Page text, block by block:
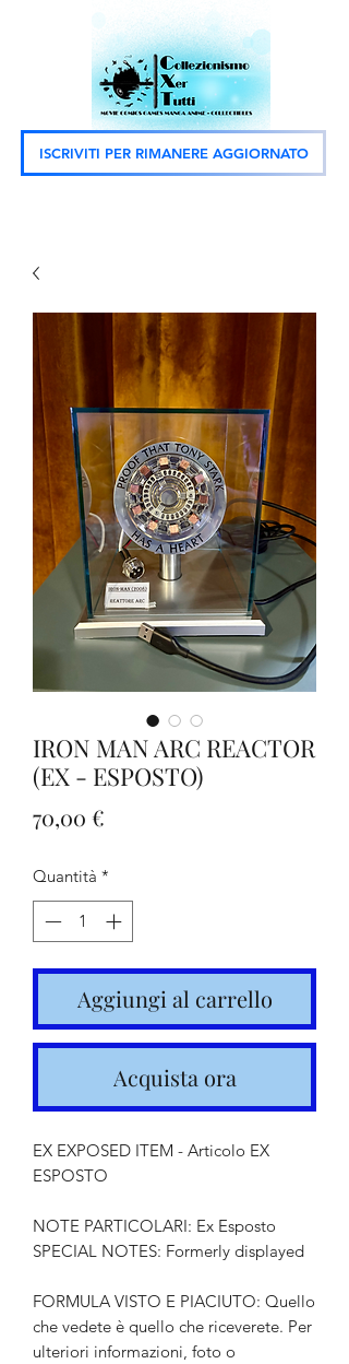
ISCRIVITI PER RIMANERE AGGIORNATO
IRON MAN ARC REACTOR
(EX - ESPOSTO)
70,00 €
Quantità *
Aggiungi al carrello
Acquista ora
EX EXPOSED ITEM - Articolo EX
ESPOSTO
NOTE PARTICOLARI: Ex Esposto
SPECIAL NOTES: Formerly displayed
FORMULA VISTO E PIACIUTO: Quello
che vedete è quello che riceverete. Per
ulteriori informazioni, foto o